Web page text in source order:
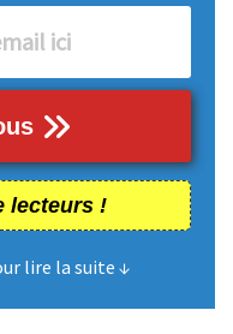
lecteurs !
lire la suite ↓